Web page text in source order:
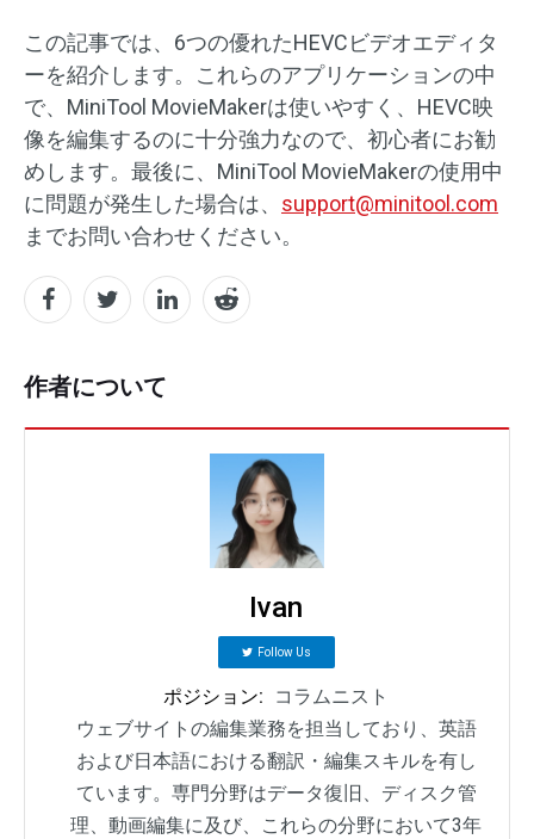
この記事では、6つの優れたHEVCビデオエディタ
ーを紹介します。これらのアプリケーションの中
で、MiniTool MovieMakerは使いやすく、HEVC映
像を編集するのに十分強力なので、初心者にお勧
めします。最後に、MiniTool MovieMakerの使用中
に問題が発生した場合は、 support@minitool.com
までお問い合わせください。
作者について
Ivan
Follow Us
ポジション:
コラムニスト
ウェブサイトの編集業務を担当しており、英語
および日本語における翻訳・編集スキルを有し
ています。専門分野はデータ復旧、ディスク管
理、動画編集に及び、これらの分野において3年